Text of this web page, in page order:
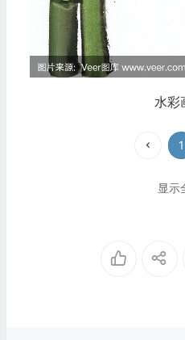
水彩
1
显示